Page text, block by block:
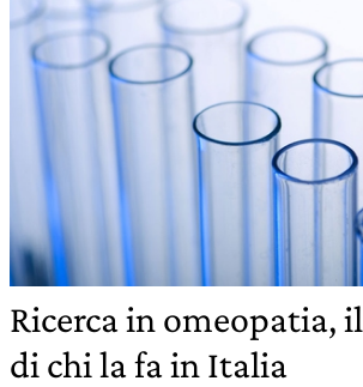
Ricerca in omeopatia,
di chi la fa in Italia